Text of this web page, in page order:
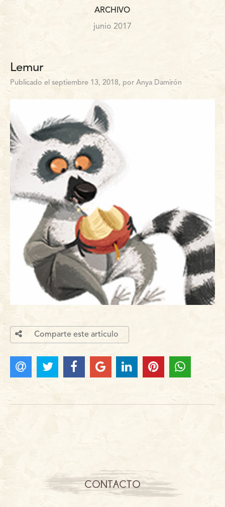
ARCHIVO
junio 2017
Lemur
Publicado el septiembre 13, 2018, por Anya Damirón
Comparte este articulo
CONTACTO